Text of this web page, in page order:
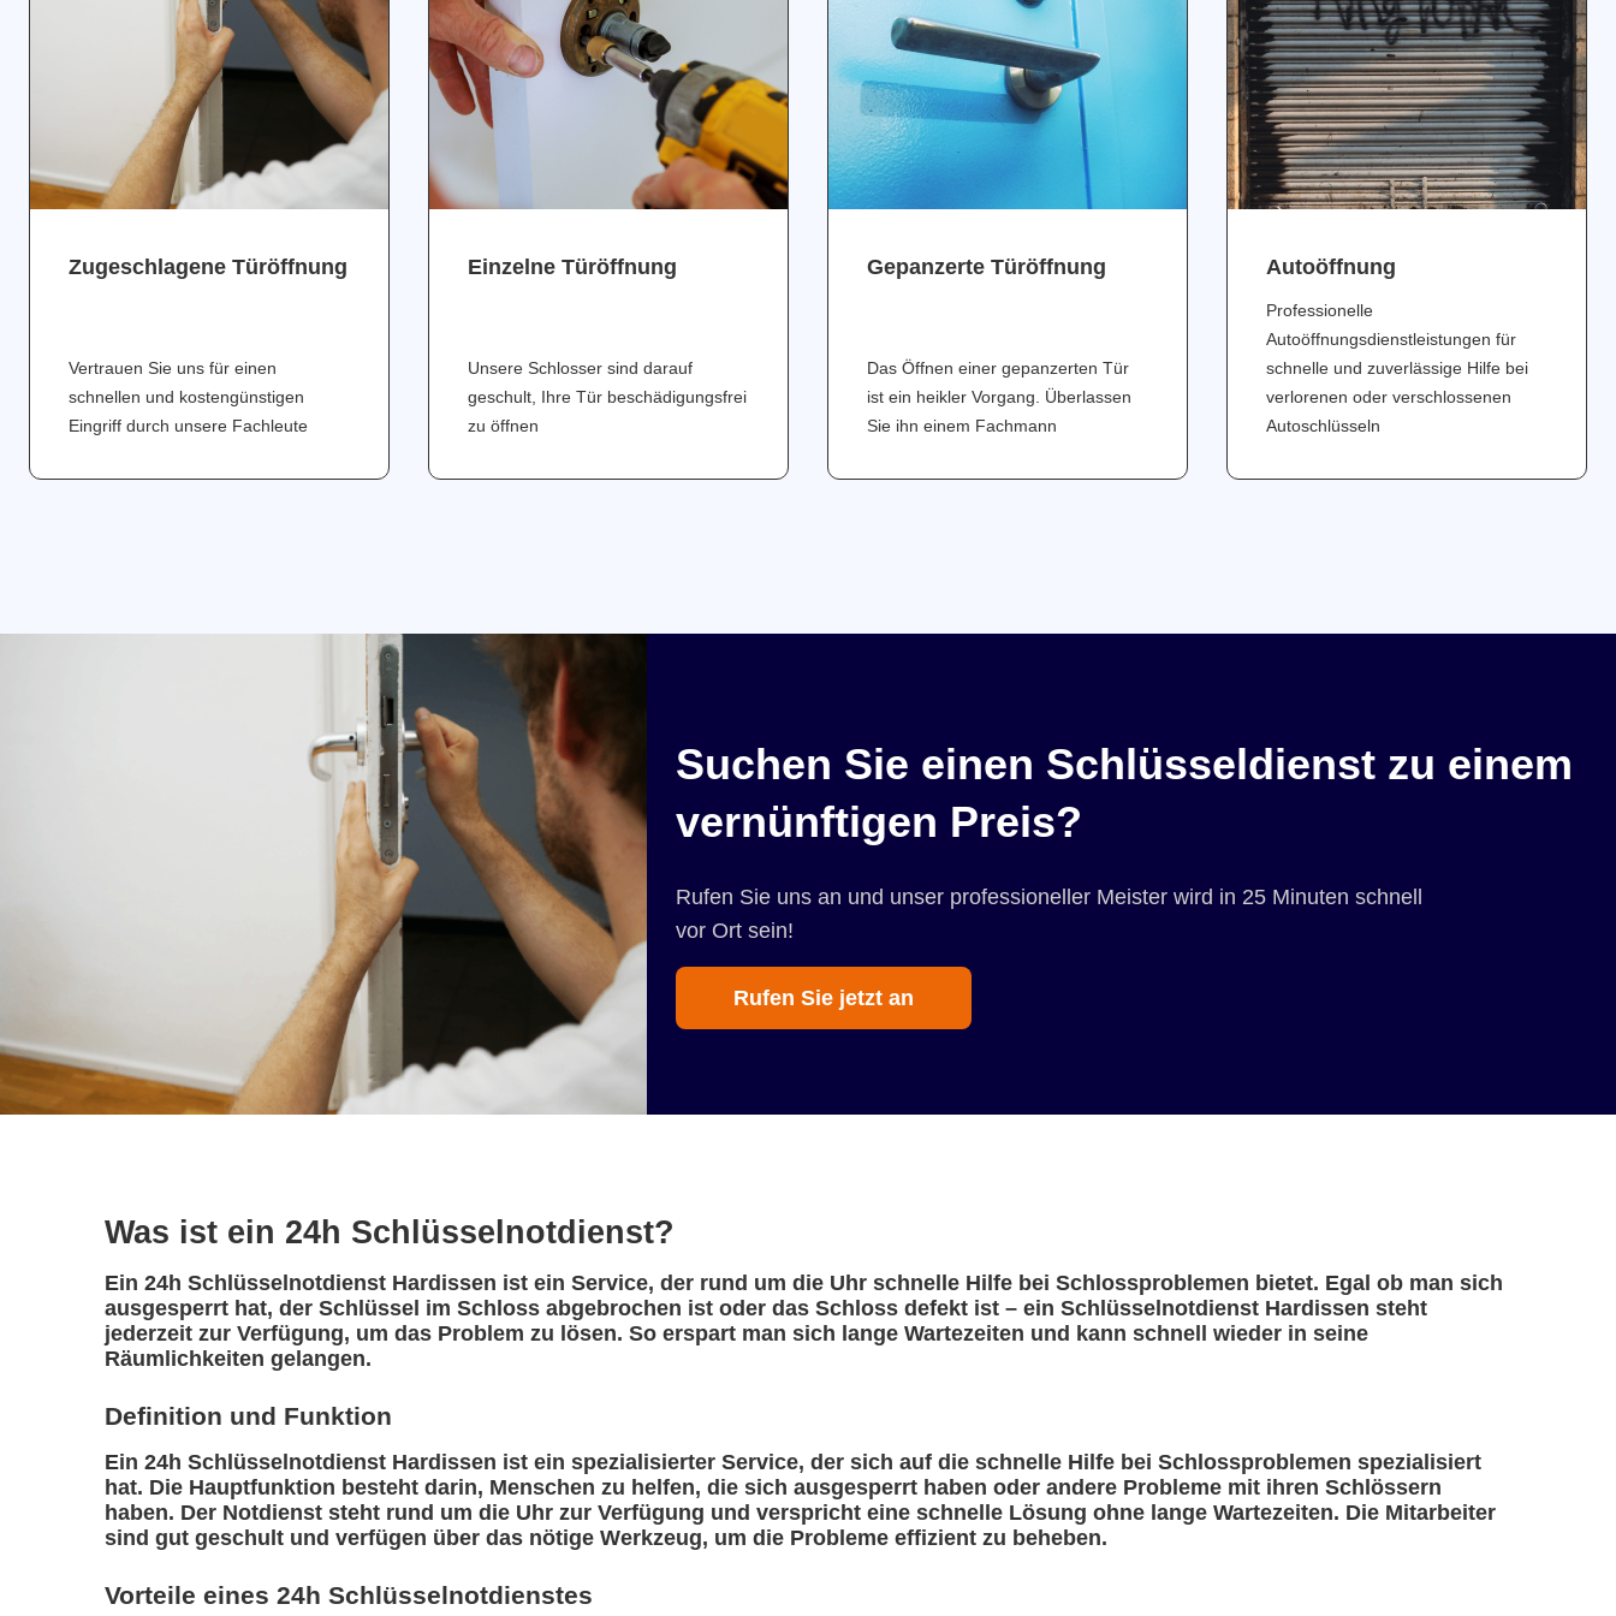
Zugeschlagene Türöffnung
Vertrauen Sie uns für einen
schnellen und kostengünstigen
Eingriff durch unsere Fachleute
Einzelne Türöffnung
Unsere Schlosser sind darauf
geschult, Ihre Tür beschädigungsfrei
zu öffnen
Gepanzerte Türöffnung
Das Öffnen einer gepanzerten Tür
ist ein heikler Vorgang. Überlassen
Sie ihn einem Fachmann
Аutoöffnung
Professionelle
Autoöffnungsdienstleistungen für
schnelle und zuverlässige Hilfe bei
verlorenen oder verschlossenen
Autoschlüsseln
Suchen Sie einen Schlüsseldienst zu einem
vernünftigen Preis?
Rufen Sie uns an und unser professioneller Meister wird in 25 Minuten schnell
vor Ort sein!
Rufen Sie jetzt an
Was ist ein 24h Schlüsselnotdienst?
Ein 24h Schlüsselnotdienst Hardissen ist ein Service, der rund um die Uhr schnelle Hilfe bei Schlossproblemen bietet. Egal ob man sich
ausgesperrt hat, der Schlüssel im Schloss abgebrochen ist oder das Schloss defekt ist – ein Schlüsselnotdienst Hardissen steht
jederzeit zur Verfügung, um das Problem zu lösen. So erspart man sich lange Wartezeiten und kann schnell wieder in seine
Räumlichkeiten gelangen.
Definition und Funktion
Ein 24h Schlüsselnotdienst Hardissen ist ein spezialisierter Service, der sich auf die schnelle Hilfe bei Schlossproblemen spezialisiert
hat. Die Hauptfunktion besteht darin, Menschen zu helfen, die sich ausgesperrt haben oder andere Probleme mit ihren Schlössern
haben. Der Notdienst steht rund um die Uhr zur Verfügung und verspricht eine schnelle Lösung ohne lange Wartezeiten. Die Mitarbeiter
sind gut geschult und verfügen über das nötige Werkzeug, um die Probleme effizient zu beheben.
Vorteile eines 24h Schlüsselnotdienstes